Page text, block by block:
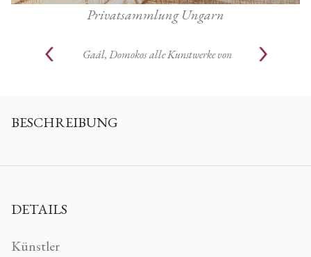
Privatsammlung Ungarn
Gaál, Domokos alle Kunstwerke von
BESCHREIBUNG
DETAILS
Künstler